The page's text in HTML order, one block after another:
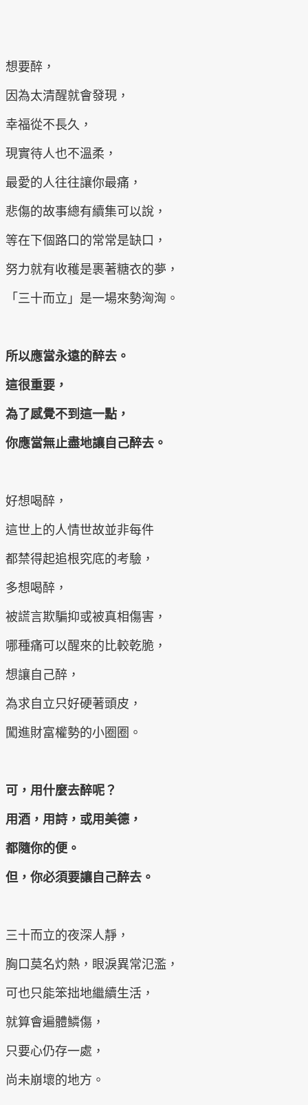
想要醉，
因為太清醒就會發現，
幸福從不長久，
現實待人也不溫柔，
最愛的人往往讓你最痛，
悲傷的故事總有續集可以說，
等在下個路口的常常是缺口，
努力就有收穫是裹著糖衣的夢，
「三十而立」是一場來勢洶洶。
所以應當永遠的醉去。
這很重要，
為了感覺不到這一點，
你應當無止盡地讓自己醉去。
好想喝醉，
這世上的人情世故並非每件
都禁得起追根究底的考驗，
多想喝醉，
被謊言欺騙抑或被真相傷害，
哪種痛可以醒來的比較乾脆，
想讓自己醉，
為求自立只好硬著頭皮，
闖進財富權勢的小圈圈。
可，用什麼去醉呢？
用酒，用詩，或用美德，
都隨你的便。
但，你必須要讓自己醉去。
三十而立的夜深人靜，
胸口莫名灼熱，眼淚異常氾濫，
可也只能笨拙地繼續生活，
就算會遍體鱗傷，
只要心仍存一處，
尚未崩壞的地方。